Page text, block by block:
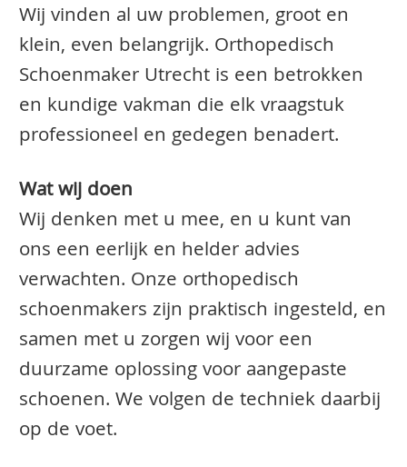
Wij vinden al uw problemen, groot en
klein, even belangrijk. Orthopedisch
Schoenmaker Utrecht is een betrokken
en kundige vakman die elk vraagstuk
professioneel en gedegen benadert.
Wat wij doen
Wij denken met u mee, en u kunt van
ons een eerlijk en helder advies
verwachten. Onze orthopedisch
schoenmakers zijn praktisch ingesteld, en
samen met u zorgen wij voor een
duurzame oplossing voor aangepaste
schoenen. We volgen de techniek daarbij
op de voet.